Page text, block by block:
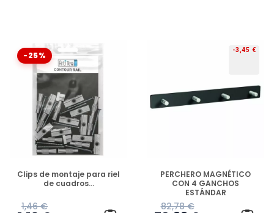
-25%
DISPONIBLE
Clips de montaje para riel
de cuadros...
1,46 €
-3,45 €
DISPONIBLE
PERCHERO MAGNÉTICO
CON 4 GANCHOS
ESTÁNDAR
82,78 €